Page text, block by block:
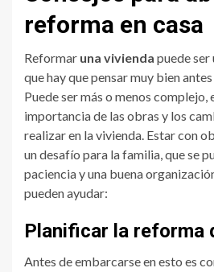
reforma en casa
Reformar una vivienda puede
que hay que pensar muy bien
Puede ser más o menos complejo,
importancia de las obras y los
realizar en la vivienda. Estar con
un desafío para la familia, que se
paciencia y una buena
pueden ayudar:
Planificar la reforma
Antes de embarcarse en esto es